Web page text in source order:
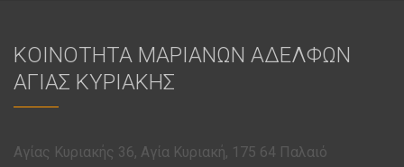
ΚΟΙΝΟΤΗΤΑ ΜΑΡΙΑΝΩΝ ΑΔΕΛΦΩΝ
ΑΓΙΑΣ ΚΥΡΙΑΚΗΣ
Αγίας Κυριακής 36, Αγία Κυριακή, 175 64 Παλαιό